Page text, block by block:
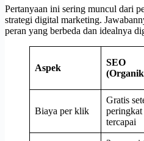
Pertanyaan ini sering muncul dari
strategi digital marketing.
peran yang berbeda dan idealnya
Aspek
SEO
Biaya per klik
Gratis
peringkat
tercapai